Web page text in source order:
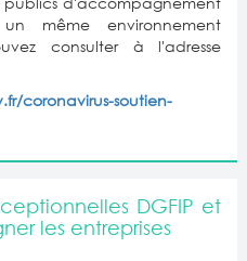
même environnement
consulter à l'adresse
coronavirus-soutien-
DGFIP et
les entreprises